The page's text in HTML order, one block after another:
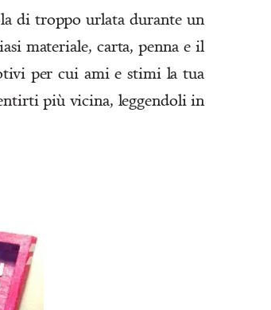
di troppo urlata durante un
materiale, carta, penna e il
per cui ami e stimi la tua
più vicina, leggendoli in